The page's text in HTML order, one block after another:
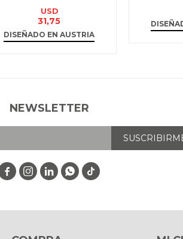
USD
31,75
DISEÑADO EN AUSTRIA
NEWSLETTER
   